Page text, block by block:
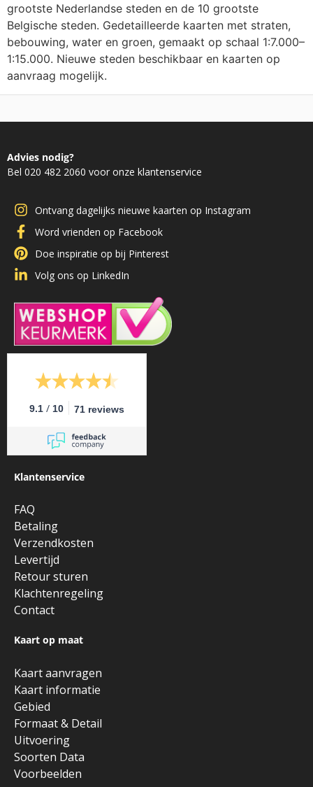
grootste Nederlandse steden en de 10 grootste
Belgische steden. Gedetailleerde kaarten met straten,
bebouwing, water en groen, gemaakt op schaal 1:7.000–
1:15.000. Nieuwe steden beschikbaar en kaarten op
aanvraag mogelijk.
Advies nodig?
Bel 020 482 2060 voor onze klantenservice
Ontvang dagelijks nieuwe kaarten op Instagram
Word vrienden op Facebook
Doe inspiratie op bij Pinterest
Volg ons op LinkedIn
9.1 / 10 71 reviews
Klantenservice
FAQ
Betaling
Verzendkosten
Levertijd
Retour sturen
Klachtenregeling
Contact
Kaart op maat
Kaart aanvragen
Kaart informatie
Gebied
Formaat & Detail
Uitvoering
Soorten Data
Voorbeelden